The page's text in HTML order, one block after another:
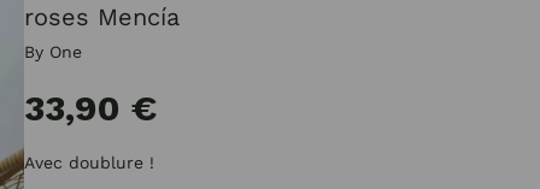
roses Mencía
By One
33,90 €
Avec doublure !